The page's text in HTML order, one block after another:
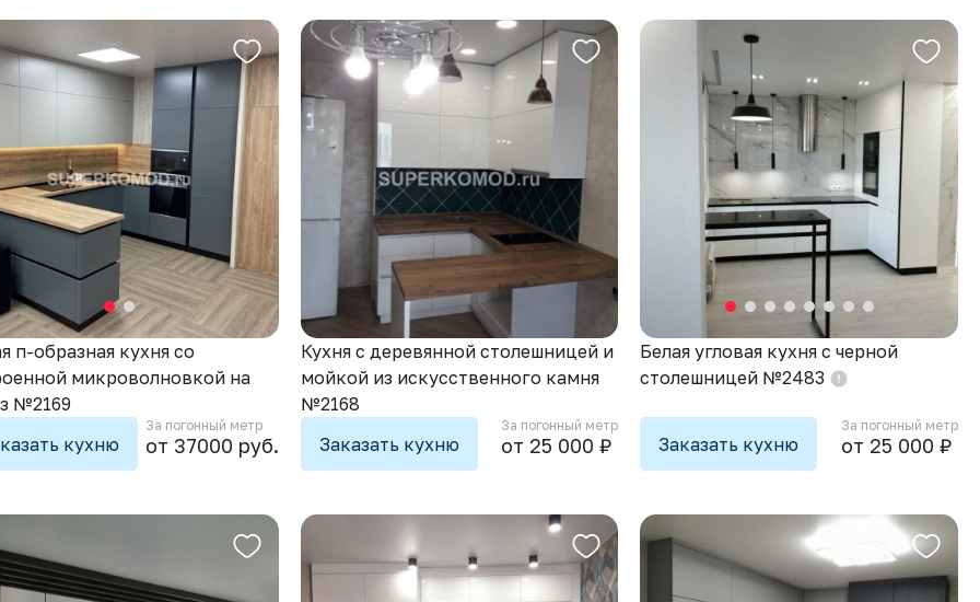
п-образная кухня со
микроволновкой на
№2169
кухню
За погонный метр
от 37000 руб.
Кухня с деревянной столешницей и
мойкой из искусственного камня
№2168
Заказать кухню
За погонный метр
от 25 000 ₽
Белая угловая кухня с черной
столешницей №2483
Заказать кухню
За погонный метр
от 25 000 ₽